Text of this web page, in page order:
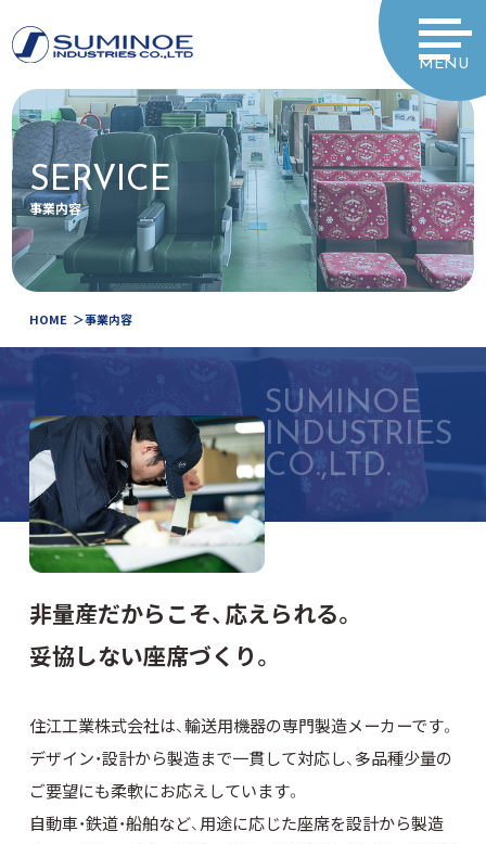
MENU
SERVICE
事業内容
HOME 事業内容
SUMINOE
INDUSTRIES
CO.,LTD.
非量産だからこそ、応えられる。
妥協しない座席づくり。
住江工業株式会社は、輸送用機器の専門製造メーカーです。
デザイン・設計から製造まで一貫して対応し、多品種少量の
ご要望にも柔軟にお応えしています。
自動車・鉄道・船舶など、用途に応じた座席を設計から製造